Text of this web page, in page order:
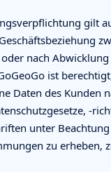
gilt
nach Abwicklung
ist
Daten des Kunden
-
unter
zu erheben,